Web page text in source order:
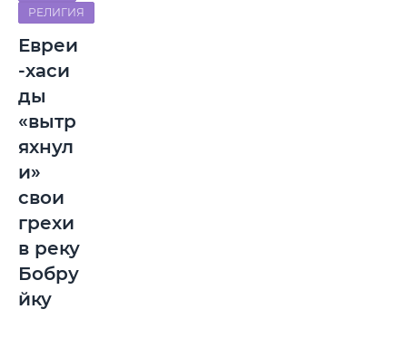
РЕЛИГИЯ
Евреи
-хаси
ды
«вытр
яхнул
и»
свои
грехи
в реку
Бобру
йку